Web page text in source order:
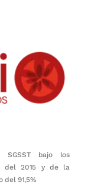
SGSST bajo los
del 2015 y de la
del 91,5%